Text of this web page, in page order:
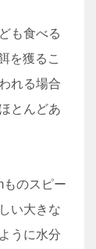
も食べる
を獲るこ
れる場合
とんどあ
ものスピー
い大きな
うに水分